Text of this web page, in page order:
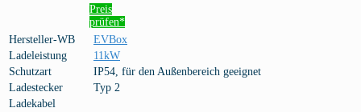
Preis
prüfen*
Hersteller-WB
EVBox
Ladeleistung
11kW
Schutzart
IP54, für den Außenbereich geeignet
Ladestecker
Typ 2
Ladekabel